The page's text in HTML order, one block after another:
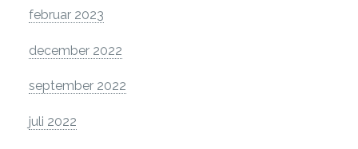
februar 2023
december 2022
september 2022
juli 2022